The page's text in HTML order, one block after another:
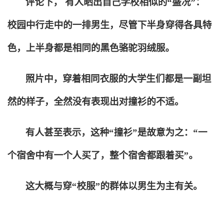
评论下， 有人晒出自己学校相似的“盛况”：
校园中行走中的一排男生，尽管下半身穿得各具特
色，上半身都是相同的黑色骆驼羽绒服。
照片中，穿着相同衣服的大学生们都是一副坦
然的样子，全然没有表现出对撞衫的不适。
有人甚至表示，这种“撞衫”是故意为之：“一
个宿舍中有一个人买了，整个宿舍都跟着买”。
这大概与穿“校服”的群体以男生为主有关。